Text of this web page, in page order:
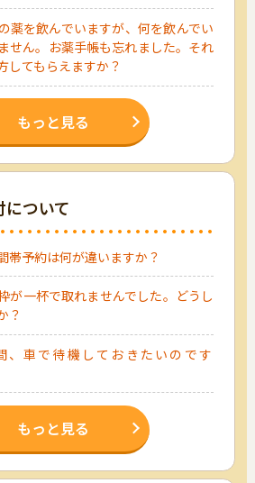
薬を飲んでいますが、何を飲んでい
せん。お薬手帳も忘れました。それ
してもらえますか？
もっと見る
ついて
帯予約は何が違いますか？
が一杯で取れませんでした。どうし
？
、車で待機しておきたいのです
もっと見る